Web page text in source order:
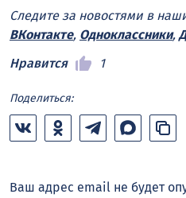
Следите за новостями в
ВКонтакте, Одноклассники,
Нравится
1
Поделиться:
Ваш адрес email не будет